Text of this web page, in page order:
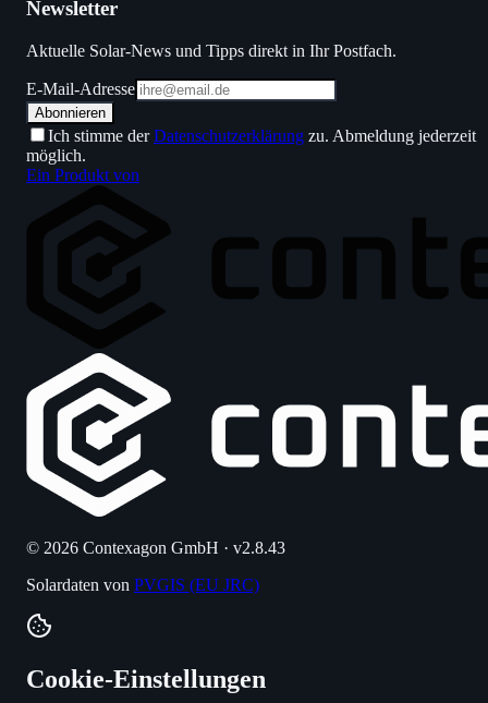
Newsletter
Aktuelle Solar-News und Tipps direkt in Ihr Postfach.
E-Mail-Adresse
Abonnieren
Ich stimme derDatenschutzerklärung zu. Abmeldung jederzeit
möglich.
Ein Produkt von
© 2026 Contexagon GmbH · v2.8.43
Solardaten von PVGIS (EU JRC)
Cookie-Einstellungen